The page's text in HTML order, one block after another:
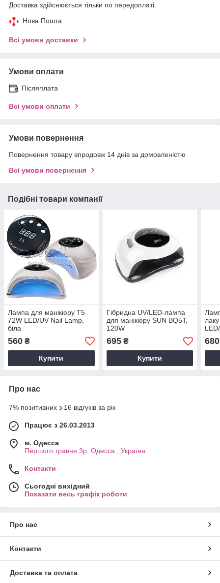
Доставка здійснюється тільки по передоплаті.
Нова Пошта
Всі умови доставки
Умови оплати
Післяплата
Всі умови оплати
Умови повернення
Повернення товару впродовж 14 днів за домовленістю
Всі умови повернення
Подібні товари компанії
Лампа для манікюру T5
72W LED/UV Nail Lamp,
біла
560 ₴
Купити
Гібридна UV/LED-лампа
для манікюру SUN BQ5T,
120W
695₴
Купити
680
Про нас
7% позитивних з 16 відгуків за рік
Працює з 26.03.2013
м. Одесса
Першого травня 3р, Одесса , Україна
Контакти
Сьогодні вихідний
Показати весь графік роботи
Про нас
Контакти
Доставка та оплата